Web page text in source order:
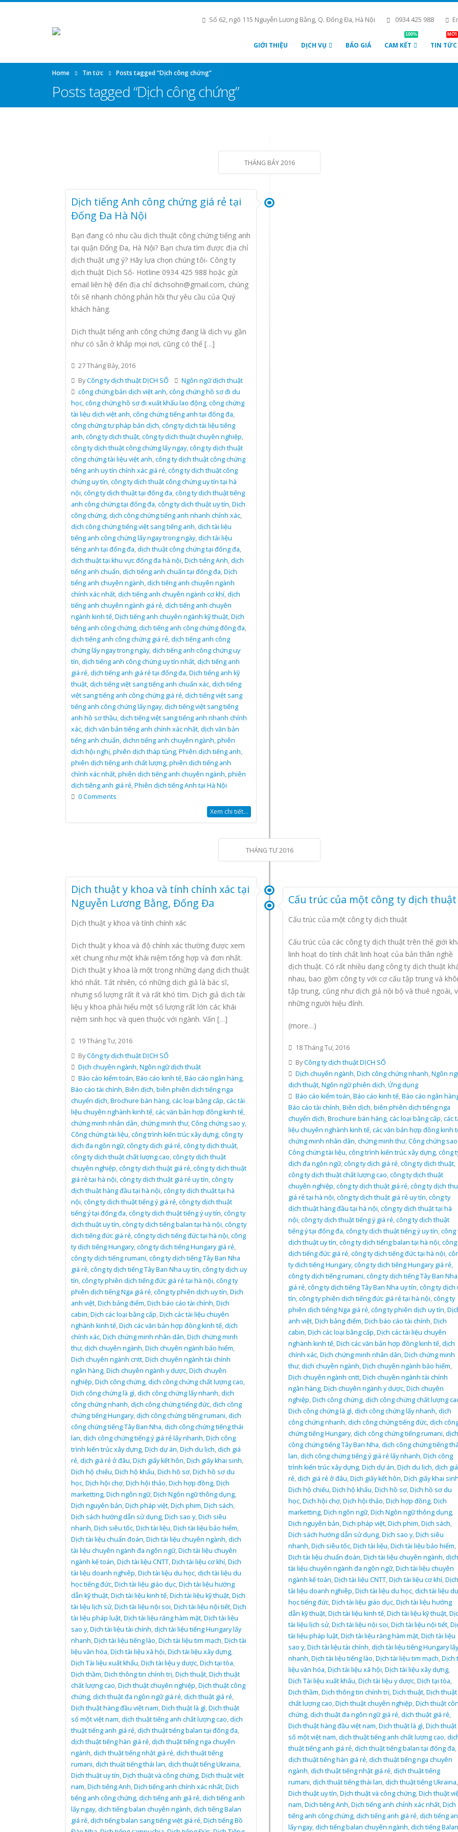
Số 62, ngõ 115 Nguyễn Lương Bằng, Q. Đống Đa, Hà Nội 0934 425 988
GIỚI THIỆU DỊCH VỤ BÁO GIÁ CAM KẾT
100%
TIN TỨC
MỚI
Home Tin tức Posts tagged “Dịch công chứng”
Posts tagged “Dịch công chứng”
THÁNG BẢY 2016
Dịch tiếng Anh công chứng giá rẻ tại
Đống Đa Hà Nội
Bạn đang có nhu cầu dịch thuật công chứng tiếng anh
tại quận Đống Đa, Hà Nội? Bạn chưa tìm được địa chỉ
dịch thuật ưng ý? Hãy lựa chọn chúng tôi- Công ty
dịch thuật Dịch Số- Hotline 0934 425 988 hoặc gửi
email liên hệ đến địa chỉ dichsohn@gmail.com, chúng
tôi sẽ nhanh chóng phản hồi thư yêu cầu của Quý
khách hàng.
Dịch thuật tiếng anh công chứng đang là dịch vụ gần
như có sẵn ở khắp mọi nơi, cũng có thể […]
27 Tháng Bảy, 2016
ByCông ty dịch thuật DỊCH SỐ
Ngôn ngữ dịch thuật
công chứng bản dịch việt anh,công chứng hồ sơ đi du
học,công chứng hồ sơ đi xuất khẩu lao động,công chứng
tài liệu dịch việt anh,công chứng tiếng anh tại đống đa,
công chứng tư pháp bản dịch,công ty dịch tài liệu tiếng
anh,công ty dịch thuật,công ty dịch thuật chuyên nghiệp,
công ty dịch thuật công chứng lấy ngay,công ty dịch thuật
công chứng tài liệu việt anh,công ty dịch thuật công chứng
tiếng anh uy tín chính xác giá rẻ,công ty dịch thuật công
chứng uy tín,công ty dịch thuật công chứng uy tín tại hà
nội,công ty dịch thuật tại đống đa,công ty dịch thuật tiếng
anh công chứng tại đống đa,công ty dịch thuật uy tín,Dịch
công chứng,dịch công chứng tiếng anh nhanh chính xác,
dịch công chứng tiếng việt sang tiếng anh,dịch tài liệu
tiếng anh công chứng lấy ngay trong ngày,dịch tài liệu
tiếng anh tại đống đa,dịch thuật công chứng tại đống đa,
dịch thuật tại khu vực đống đa hà nội,Dịch tiếng Anh,dịch
tiếng anh chuẩn,dịch tiếng anh chuẩn tại đống đa,Dịch
tiếng anh chuyên ngành,dịch tiếng anh chuyên ngành
chính xác nhất,dịch tiếng anh chuyên ngành cơ khí,dịch
tiếng anh chuyên ngành giá rẻ,dịch tiếng anh chuyên
ngành kinh tế,Dịch tiếng anh chuyên ngành kỹ thuật,Dịch
tiếng anh công chứng,dịch tiếng anh công chứng đống đa,
dịch tiếng anh công chứng giá rẻ,dịch tiếng anh công
chứng lấy ngay trong ngày,dịch tiếng anh công chứng uy
tín,dịch tiếng anh công chứng uy tín nhất,dịch tiếng anh
giá rẻ,dịch tiếng anh giá rẻ tại đống đa,Dịch tiếng anh kỹ
thuật,dịch tiếng việt sang tiếng anh chuẩn xác,dịch tiếng
việt sang tiếng anh công chứng giá rẻ,dịch tiếng việt sang
tiếng anh công chứng lấy ngay,dịch tiếng việt sang tiếng
anh hồ sơ thầu,dịch tiếng việt sang tiếng anh nhanh chính
xác,dịch văn bản tiếng anh chính xác nhất,dịch văn bản
tiếng anh chuẩn,dichn tiếng anh chuyên ngành,phiên
dịch hội nghị,phiên dịch tháp tùng,Phiên dịch tiếng anh,
phiên dịch tiếng anh chất lượng,phiên dịch tiếng anh
chính xác nhất,phiên dịch tiếng anh chuyên ngành,phiên
dịch tiếng anh giá rẻ,Phiên dịch tiếng Anh tại Hà Nội
0 Comments
Xem chi tiết...
THÁNG TƯ 2016
Dịch thuật y khoa và tính chính xác tại
Nguyễn Lương Bằng, Đống Đa
Dịch thuật y khoa và tính chính xác
Dịch thuật y khoa và độ chính xác thường được xem
xét chung như một khái niệm tổng hợp và đơn nhất.
Dịch thuật y khoa là một trong những dạng dịch thuật
khó nhất. Tất nhiên, có những dịch giả là bác sĩ,
nhưng số lượng rất ít và rất khó tìm. Dịch giả dịch tài
liệu y khoa phải hiểu một số lượng rất lớn các khái
niệm sinh học và quen thuộc với ngành. Vấn […]
19 Tháng Tư, 2016
ByCông ty dịch thuật DỊCH SỐ
Dịch chuyên ngành,Ngôn ngữ dịch thuật
Báo cáo kiểm toán,Báo cáo kinh tế,Báo cáo ngân hàng,
Báo cáo tài chính,Biên dịch,biên phiên dịch tiếng nga
chuyển dịch,Brochure bán hàng,các loại bằng cấp,các tài
liệu chuyên nghành kinh tế,các văn bản hợp đồng kinh tế,
chứng minh nhân dân,chứng minh thư,Công chứng sao y,
Công chứng tài liệu,công trình kiến trúc xây dựng,công ty
dịch đa ngôn ngữ,công ty dịch giá rẻ,công ty dịch thuật,
công ty dịch thuật chất lượng cao,công ty dịch thuật
chuyên nghiệp,công ty dịch thuật giá rẻ,công ty dịch thuật
giá rẻ tại hà nội,công ty dịch thuật giá rẻ uy tín,công ty
dịch thuật hàng đầu tại hà nội,công ty dịch thuật tại hà
nội,công ty dịch thuật tiếng ý giá rẻ,công ty dịch thuật
tiếng ý tại đống đa,công ty dịch thuật tiếng ý uy tín,công ty
dịch thuật uy tín,công ty dịch tiếng balan tại hà nội,công ty
dịch tiếng đức giá rẻ,công ty dịch tiếng đức tại hà nội,công
ty dịch tiếng Hungary,công ty dịch tiếng Hungary giá rẻ,
công ty dịch tiếng rumani,công ty dịch tiếng Tây Ban Nha
giá rẻ,công ty dịch tiếng Tây Ban Nha uy tín,công ty dịch uy
tín,công ty phiên dịch tiếng đức giá rẻ tại hà nội,công ty
phiên dịch tiếng Nga giá rẻ,công ty phiên dịch uy tín,Dịch
anh việt,Dịch bảng điểm,Dịch báo cáo tài chính,Dịch
cabin,Dịch các loại bằng cấp,Dịch các tài liệu chuyên
nghành kinh tế,Dịch các văn bản hợp đồng kinh tế,dịch
chính xác,Dịch chứng minh nhân dân,Dịch chứng minh
thư,dịch chuyên ngành,Dịch chuyên ngành bảo hiểm,
Dịch chuyên ngành cntt,Dịch chuyên ngành tài chính
ngân hàng,Dịch chuyên ngành y dược,Dịch chuyên
nghiệp,Dịch công chứng,dịch công chứng chất lượng cao,
Dịch công chứng là gì,dịch công chứng lấy nhanh,dịch
công chứng nhanh,dịch công chứng tiếng đức,dịch công
chứng tiếng Hungary,dịch công chứng tiếng rumani,dịch
công chứng tiếng Tây Ban Nha,dịch công chứng tiếng thái
lan,dịch công chứng tiếng ý giá rẻ lấy nhanh,Dịch công
trình kiến trúc xây dựng,Dịch dự án,Dịch du lịch,dịch giá
rẻ,dịch giá rẻ ở đâu,Dịch giấy kết hôn,Dịch giấy khai sinh,
Dịch hộ chiếu,Dịch hộ khẩu,Dịch hồ sơ,Dịch hồ sơ du
học,Dịch hội chợ,Dịch hội thảo,Dịch hợp đồng,Dịch
marketting,Dịch ngôn ngữ,Dịch Ngôn ngữ thông dụng,
Dịch nguyên bản,Dịch pháp việt,Dịch phim,Dịch sách,
Dịch sách hướng dẫn sử dụng,Dịch sao y,Dịch siêu
nhanh,Dịch siêu tốc,Dịch tài liệu,Dịch tài liệu bảo hiểm,
Dịch tài liệu chuẩn đoán,Dịch tài liệu chuyên ngành,dịch
tài liệu chuyên ngành đa ngôn ngữ,Dịch tài liệu chuyên
ngành kế toán,Dịch tài liệu CNTT,Dịch tài liệu cơ khí,Dịch
tài liệu doanh nghiêp,Dịch tài liệu du học,dịch tài liệu du
học tiếng đức,Dịch tài liệu giáo dục,Dịch tài liệu hướng
dẫn kỹ thuật,Dịch tài liệu kinh tế,Dịch tài liệu kỹ thuật,Dịch
tài liệu lịch sử,Dịch tài liệu nội soi,Dịch tài liệu nội tiết,Dịch
tài liệu pháp luật,Dịch tài liệu răng hàm mặt,Dịch tài liệu
sao y,Dịch tài liệu tài chính,dịch tài liệu tiếng Hungary lấy
nhanh,Dịch tài liệu tiếng lào,Dịch tài liệu tim mạch,Dịch tài
liệu văn hóa,Dịch tài liệu xã hội,Dịch tài liệu xây dựng,
Dịch Tài liệu xuất khẩu,Dịch tài liệu y dược,Dịch tại tòa,
Dịch thầm,Dịch thông tin chính trị,Dịch thuật,Dịch thuật
chất lượng cao,Dịch thuật chuyên nghiệp,Dịch thuật công
chứng,dịch thuật đa ngôn ngữ giá rẻ,dịch thuật giá rẻ,
Dịch thuật hàng đầu việt nam,Dịch thuật là gì,Dịch thuật
số một việt nam,dịch thuật tiếng anh chất lượng cao,dịch
thuật tiếng anh giá rẻ,dịch thuật tiếng balan tại đống đa,
dịch thuật tiếng hàn giá rẻ,dịch thuật tiếng nga chuyên
ngành,dịch thuật tiếng nhật giá rẻ,dịch thuật tiếng
rumani,dịch thuật tiếng thái lan,dịch thuật tiếng Ukraina,
Dịch thuật uy tín,Dịch thuật và công chứng,Dịch thuật việt
nam,Dịch tiếng Anh,Dịch tiếng anh chính xác nhất,Dịch
tiếng anh công chứng,dịch tiếng anh giá rẻ,dịch tiếng anh
lấy ngay,dịch tiếng balan chuyên ngành,dịch tiếng Balan
giá rẻ,dịch tiếng balan sang tiếng việt giá rẻ,Dịch tiếng Bồ
Cấu trúc của một công ty dịch thuật
Cấu trúc của một công ty dịch thuật
Cấu trúc của các công ty dịch thuật trên thế giới
linh hoạt do tính chất linh hoạt của bản thân nghề
dịch thuật. Có rất nhiều dạng công ty dịch thuật
nhau, bao gồm công ty với cơ cấu tập trung và
tập trung, cũng như dịch giả nội bộ và thuê ngoài,
những người hiệu đính.
(more…)
18 Tháng Tư, 2016
ByCông ty dịch thuật DỊCH SỐ
Dịch chuyên ngành,Dịch công chứng nhanh,Ngôn
dịch thuật,Ngôn ngữ phiên dịch, Ứng dụng
Báo cáo kiểm toán,Báo cáo kinh tế,Báo cáo ngân
Báo cáo tài chính,Biên dịch,biên phiên dịch tiếng nga
chuyển dịch,Brochure bán hàng,các loại bằng cấp,các
liệu chuyên nghành kinh tế,các văn bản hợp đồng kinh
chứng minh nhân dân,chứng minh thư,Công chứng
Công chứng tài liệu,công trình kiến trúc xây dựng,công
dịch đa ngôn ngữ,công ty dịch giá rẻ,công ty dịch thuật,
công ty dịch thuật chất lượng cao,công ty dịch thuật
chuyên nghiệp,công ty dịch thuật giá rẻ,công ty dịch
giá rẻ tại hà nội,công ty dịch thuật giá rẻ uy tín,công ty
dịch thuật hàng đầu tại hà nội,công ty dịch thuật tại hà
nội,công ty dịch thuật tiếng ý giá rẻ,công ty dịch thuật
tiếng ý tại đống đa,công ty dịch thuật tiếng ý uy tín,công
dịch thuật uy tín,công ty dịch tiếng balan tại hà nội,công
dịch tiếng đức giá rẻ,công ty dịch tiếng đức tại hà nội,
ty dịch tiếng Hungary,công ty dịch tiếng Hungary giá rẻ,
công ty dịch tiếng rumani,công ty dịch tiếng Tây Ban Nha
giá rẻ,công ty dịch tiếng Tây Ban Nha uy tín,công ty dịch
tín,công ty phiên dịch tiếng đức giá rẻ tại hà nội,công ty
phiên dịch tiếng Nga giá rẻ,công ty phiên dịch uy tín,
anh việt,Dịch bảng điểm,Dịch báo cáo tài chính,Dịch
cabin,Dịch các loại bằng cấp,Dịch các tài liệu chuyên
nghành kinh tế,Dịch các văn bản hợp đồng kinh tế,dịch
chính xác,Dịch chứng minh nhân dân,Dịch chứng minh
thư,dịch chuyên ngành,Dịch chuyên ngành bảo hiểm,
Dịch chuyên ngành cntt,Dịch chuyên ngành tài chính
ngân hàng,Dịch chuyên ngành y dược,Dịch chuyên
nghiệp,Dịch công chứng,dịch công chứng chất lượng
Dịch công chứng là gì,dịch công chứng lấy nhanh,dịch
công chứng nhanh,dịch công chứng tiếng đức,dịch
chứng tiếng Hungary,dịch công chứng tiếng rumani,dịch
công chứng tiếng Tây Ban Nha,dịch công chứng tiếng
lan,dịch công chứng tiếng ý giá rẻ lấy nhanh,Dịch công
trình kiến trúc xây dựng,Dịch dự án,Dịch du lịch,dịch giá
rẻ,dịch giá rẻ ở đâu,Dịch giấy kết hôn,Dịch giấy khai sinh
Dịch hộ chiếu,Dịch hộ khẩu,Dịch hồ sơ,Dịch hồ sơ du
học,Dịch hội chợ,Dịch hội thảo,Dịch hợp đồng,Dịch
marketting,Dịch ngôn ngữ,Dịch Ngôn ngữ thông dụng,
Dịch nguyên bản,Dịch pháp việt,Dịch phim,Dịch sách,
Dịch sách hướng dẫn sử dụng,Dịch sao y,Dịch siêu
nhanh,Dịch siêu tốc,Dịch tài liệu,Dịch tài liệu bảo hiểm,
Dịch tài liệu chuẩn đoán,Dịch tài liệu chuyên ngành,dịch
tài liệu chuyên ngành đa ngôn ngữ,Dịch tài liệu chuyên
ngành kế toán,Dịch tài liệu CNTT,Dịch tài liệu cơ khí,Dịch
tài liệu doanh nghiêp,Dịch tài liệu du học,dịch tài liệu du
học tiếng đức,Dịch tài liệu giáo dục,Dịch tài liệu hướng
dẫn kỹ thuật,Dịch tài liệu kinh tế,Dịch tài liệu kỹ thuật,
tài liệu lịch sử,Dịch tài liệu nội soi,Dịch tài liệu nội tiết,
tài liệu pháp luật,Dịch tài liệu răng hàm mặt,Dịch tài liệu
sao y,Dịch tài liệu tài chính,dịch tài liệu tiếng Hungary lấy
nhanh,Dịch tài liệu tiếng lào,Dịch tài liệu tim mạch,Dịch
liệu văn hóa,Dịch tài liệu xã hội,Dịch tài liệu xây dựng,
Dịch Tài liệu xuất khẩu,Dịch tài liệu y dược,Dịch tại tòa,
Dịch thầm,Dịch thông tin chính trị,Dịch thuật,Dịch thuật
chất lượng cao,Dịch thuật chuyên nghiệp,Dịch thuật
chứng,dịch thuật đa ngôn ngữ giá rẻ,dịch thuật giá rẻ,
Dịch thuật hàng đầu việt nam,Dịch thuật là gì,Dịch thuật
số một việt nam,dịch thuật tiếng anh chất lượng cao,
thuật tiếng anh giá rẻ,dịch thuật tiếng balan tại đống đa,
dịch thuật tiếng hàn giá rẻ,dịch thuật tiếng nga chuyên
ngành,dịch thuật tiếng nhật giá rẻ,dịch thuật tiếng
rumani,dịch thuật tiếng thái lan,dịch thuật tiếng Ukraina,
Dịch thuật uy tín,Dịch thuật và công chứng,Dịch thuật
nam,Dịch tiếng Anh,Dịch tiếng anh chính xác nhất,Dịch
tiếng anh công chứng,dịch tiếng anh giá rẻ,dịch tiếng
lấy ngay,dịch tiếng balan chuyên ngành,dịch tiếng Balan